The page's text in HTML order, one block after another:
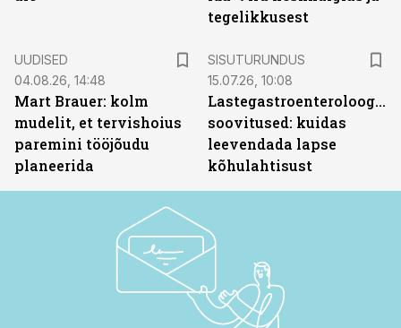
tegelikkusest
UUDISED
04.08.26, 14:48
Mart Brauer: kolm
mudelit, et tervishoius
paremini tööjõudu
planeerida
SISUTURUNDUS
15.07.26, 10:08
Lastegastroenteroloogide
soovitused: kuidas
leevendada lapse
kõhulahtisust